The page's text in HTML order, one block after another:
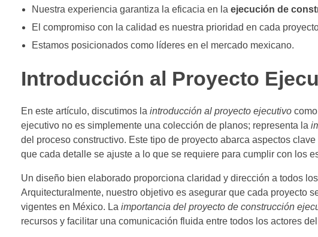
Nuestra experiencia garantiza la eficacia en la ejecución de
El compromiso con la calidad es nuestra prioridad en cada
Estamos posicionados como líderes en el mercado mexicano.
Introducción al Proyecto
En este artículo, discutimos la introducción al proyecto ejecutivo
ejecutivo no es simplemente una colección de planos; representa la
del proceso constructivo. Este tipo de proyecto abarca aspectos
que cada detalle se ajuste a lo que se requiere para cumplir con los
Un diseño bien elaborado proporciona claridad y dirección a todos
Arquitecturalmente, nuestro objetivo es asegurar que cada proyecto
vigentes en México. La importancia del proyecto de construcción
recursos y facilitar una comunicación fluida entre todos los actores